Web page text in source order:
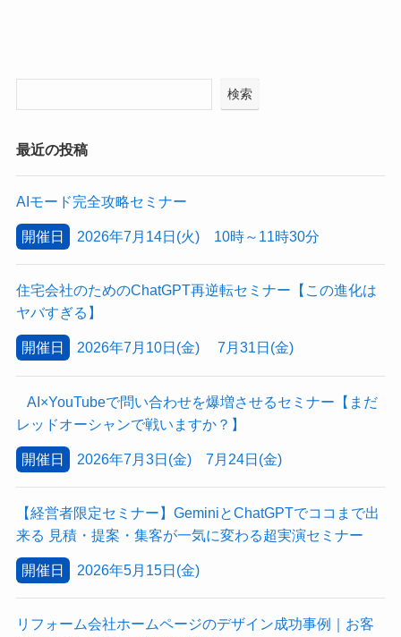
検索
最近の投稿
AIモード完全攻略セミナー
開催日 2026年7月14日(火) 10時～11時30分
住宅会社のためのChatGPT再逆転セミナー【この進化は
ヤバすぎる】
開催日 2026年7月10日(金) 7月31日(金)
AI×YouTubeで問い合わせを爆増させるセミナー【まだ
レッドオーシャンで戦いますか？】
開催日 2026年7月3日(金) 7月24日(金)
【経営者限定セミナー】GeminiとChatGPTでココまで出
来る 見積・提案・集客が一気に変わる超実演セミナー
開催日 2026年5月15日(金)
リフォーム会社ホームページのデザイン成功事例｜お客